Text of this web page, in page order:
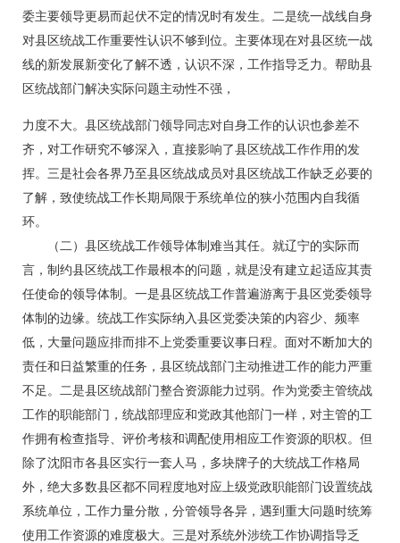
委主要领导更易而起伏不定的情况时有发生。二是统一战线自身
对县区统战工作重要性认识不够到位。主要体现在对县区统一战
线的新发展新变化了解不透，认识不深，工作指导乏力。帮助县
区统战部门解决实际问题主动性不强，
力度不大。县区统战部门领导同志对自身工作的认识也参差不
齐，对工作研究不够深入，直接影响了县区统战工作作用的发
挥。三是社会各界乃至县区统战成员对县区统战工作缺乏必要的
了解，致使统战工作长期局限于系统单位的狭小范围内自我循
环。
（二）县区统战工作领导体制难当其任。就辽宁的实际而
言，制约县区统战工作最根本的问题，就是没有建立起适应其责
任使命的领导体制。一是县区统战工作普遍游离于县区党委领导
体制的边缘。统战工作实际纳入县区党委决策的内容少、频率
低，大量问题应排而排不上党委重要议事日程。面对不断加大的
责任和日益繁重的任务，县区统战部门主动推进工作的能力严重
不足。二是县区统战部门整合资源能力过弱。作为党委主管统战
工作的职能部门，统战部理应和党政其他部门一样，对主管的工
作拥有检查指导、评价考核和调配使用相应工作资源的职权。但
除了沈阳市各县区实行一套人马，多块牌子的大统战工作格局
外，绝大多数县区都不同程度地对应上级党政职能部门设置统战
系统单位，工作力量分散，分管领导各异，遇到重大问题时统筹
使用工作资源的难度极大。三是对系统外涉统工作协调指导乏